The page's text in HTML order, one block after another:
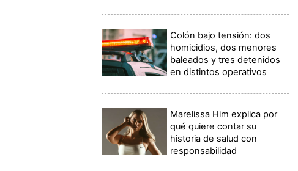
Colón bajo tensión: dos
homicidios, dos menores
baleados y tres detenidos
en distintos operativos
Marelissa Him explica por
qué quiere contar su
historia de salud con
responsabilidad